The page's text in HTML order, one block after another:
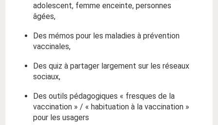
adolescent, femme enceinte, personnes
âgées,
Des mémos pour les maladies à prévention
vaccinales,
Des quiz à partager largement sur les réseaux
sociaux,
Des outils pédagogiques « fresques de la
vaccination » / « habituation à la vaccination »
pour les usagers